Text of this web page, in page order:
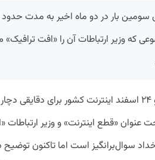
که وزیر ارتباطات آن را «افت ترافیک»
به گزارش پیوست، ۵ بهمن، ۲۱ اسفند و ۲۴ اسفند اینترنت کشور برای
«قطع اینترنت» و وزیر ارتباطات
سوال‌برانگیز است اما تاکنون